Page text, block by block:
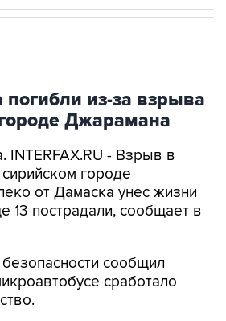
из-за взрыва
Джарамана
INTERFAX.RU - Взрыв в
городе
от Дамаска унес жизни
13 пострадали, сообщает в
сообщил
сработало